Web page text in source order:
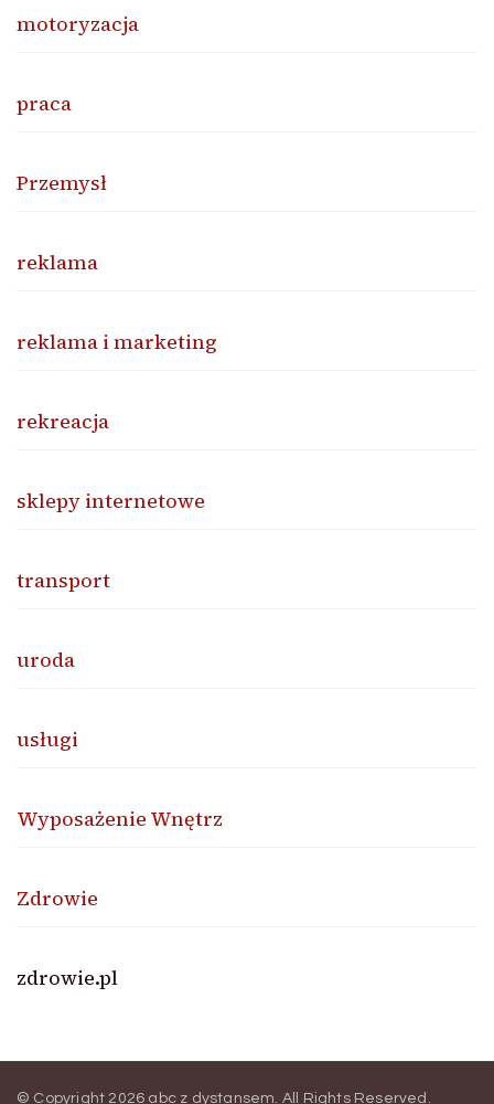
motoryzacja
praca
Przemysł
reklama
reklama i marketing
rekreacja
sklepy internetowe
transport
uroda
usługi
Wyposażenie Wnętrz
Zdrowie
zdrowie.pl
© Copyright 2026 abc z dystansem . All Rights Reserved.